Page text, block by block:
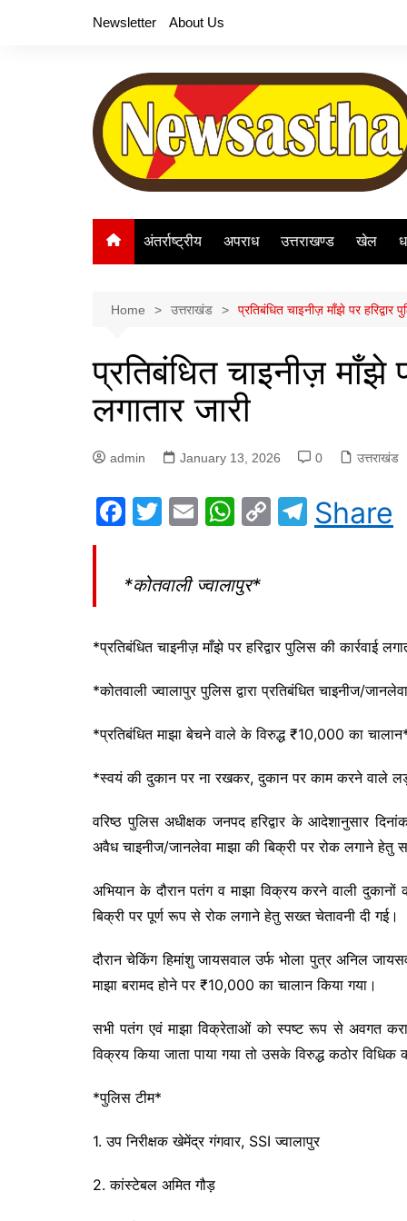
Newsletter About Us
अंतर्राष्ट्रीय अपराध उत्तराखण्ड खेल
Home उत्तराखंड प्रतिबंधित चाइनीज़ माँझे पर हरिद्वार
प्रतिबंधित चाइनीज़ माँझे
लगातार जारी
admin January 13, 2026 0 उत्तराखंड
F
c
e
o
o
T
itt
er
E
l
W
at
s
p
p
C
n
k
T
el
m
Share
*कोतवाली ज्वालापुर*
*प्रतिबंधित चाइनीज़ माँझे पर हरिद्वार पुलिस की कार्रवाई
*कोतवाली ज्वालापुर पुलिस द्वारा प्रतिबंधित चाइनीज/
*प्रतिबंधित माझा बेचने वाले के विरुद्ध ₹10,000 का
*स्वयं की दुकान पर ना रखकर, दुकान पर काम करने वाले
वरिष्ठ पुलिस अधीक्षक जनपद हरिद्वार के आदेशानुसार
अवैध चाइनीज/जानलेवा माझा की बिक्री पर रोक लगाने हेतु
अभियान के दौरान पतंग व माझा विक्रय करने वाली दुकानों
बिक्री पर पूर्ण रूप से रोक लगाने हेतु सख्त चेतावनी दी गई।
दौरान चेकिंग हिमांशु जायसवाल उर्फ भोला पुत्र अनिल
माझा बरामद होने पर ₹10,000 का चालान किया गया।
सभी पतंग एवं माझा विक्रेताओं को स्पष्ट रूप से अवगत
विक्रय किया जाता पाया गया तो उसके विरुद्ध कठोर
*पुलिस टीम*
1. उप निरीक्षक खेमेंद्र गंगवार, SSI ज्वालापुर
2. ⁠कांस्टेबल अमित गौड़